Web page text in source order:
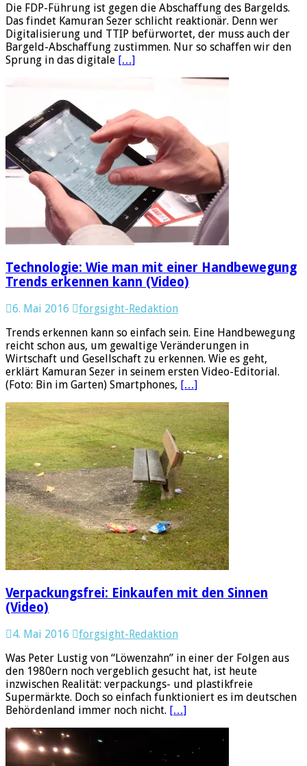
Die FDP-Führung ist gegen die Abschaffung des Bargelds.
Das findet Kamuran Sezer schlicht reaktionär. Denn wer
Digitalisierung und TTIP befürwortet, der muss auch der
Bargeld-Abschaffung zustimmen. Nur so schaffen wir den
Sprung in das digitale […]
Technologie: Wie man mit einer Handbewegung
Trends erkennen kann (Video)
6. Mai 2016
forgsight-Redaktion
Trends erkennen kann so einfach sein. Eine Handbewegung
reicht schon aus, um gewaltige Veränderungen in
Wirtschaft und Gesellschaft zu erkennen. Wie es geht,
erklärt Kamuran Sezer in seinem ersten Video-Editorial.
(Foto: Bin im Garten) Smartphones, […]
Verpackungsfrei: Einkaufen mit den Sinnen
(Video)
4. Mai 2016
forgsight-Redaktion
Was Peter Lustig von “Löwenzahn” in einer der Folgen aus
den 1980ern noch vergeblich gesucht hat, ist heute
inzwischen Realität: verpackungs- und plastikfreie
Supermärkte. Doch so einfach funktioniert es im deutschen
Behördenland immer noch nicht. […]